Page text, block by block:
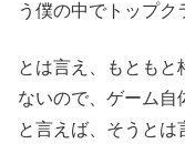
う僕の中でトップク
とは言え、もともと
ないので、ゲーム自
と言えば、そうとは